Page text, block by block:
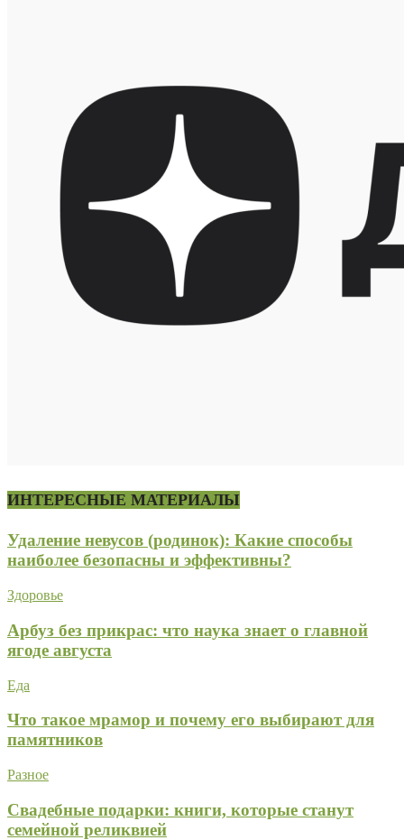
ИНТЕРЕСНЫЕ МАТЕРИАЛЫ
Удаление невусов (родинок): Какие способы
наиболее безопасны и эффективны?
Здоровье
Арбуз без прикрас: что наука знает о главной
ягоде августа
Еда
Что такое мрамор и почему его выбирают для
памятников
Разное
Свадебные подарки: книги, которые станут
семейной реликвией